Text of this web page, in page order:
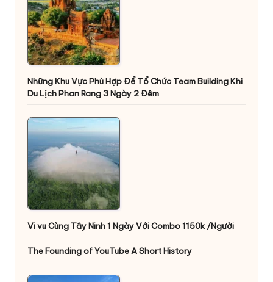
Những Khu Vực Phù Hợp Để Tổ Chức Team Building Khi
Du Lịch Phan Rang 3 Ngày 2 Đêm
Vi vu Cùng Tây Ninh 1 Ngày Với Combo 1150k /Người
The Founding of YouTube A Short History